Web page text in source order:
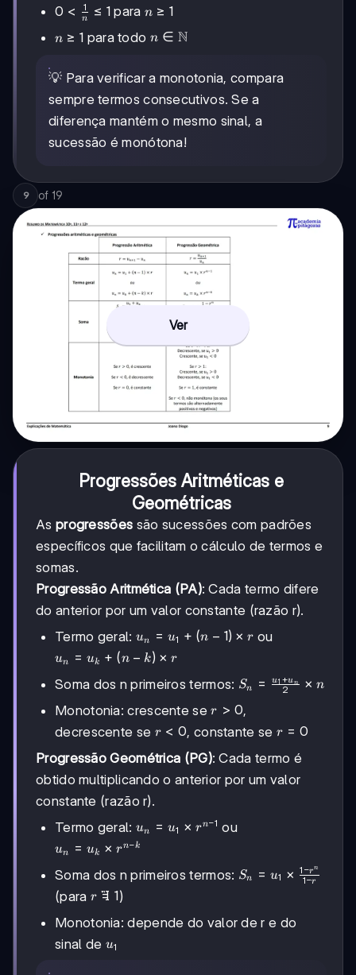
0 <
{n}
0 < n
1 ≤ 1 para n
1
n ≥ 1
n
1
n ≥ 1 para todo n \in
n ∈ N
💡 Para verificar a monotonia, compara
sempre termos consecutivos. Se a
diferença mantém o mesmo sinal, a
sucessão é monótona!
9 of 19
Ver
Progressões Aritméticas e
Geométricas
As progressões são sucessões com padrões
específicos que facilitam o cálculo de termos e
somas.
Progressão Aritmética (PA): Cada termo difere
do anterior por um valor constante (razão r).
Termo geral: u_n =
u_1 +
(n-1)
\times
un = u1 + (n − 1) × r ou
u_n =
(n-k)
\times
un = uk + (n − k) × r
Soma dos n primeiros termos: S_n =
+ u_n}
{2}
Sn = 2
u1 +un × n
Monotonia: crescente ser
>
0
r > 0,
decrescente se r
0
r < 0, constante se r
0
r = 0
Progressão Geométrica (PG): Cada termo é
obtido multiplicando o anterior por um valor
constante (razão r).
Termo geral: u_n =
u_1
r^{n-
un = u1 × rn−1 ou
u_n =
\times
r^{n-
un = uk × rn−k
Soma dos n primeiros termos: S_n =
\frac{1-
Sn = u1 × 1−r
1 −rn
(para r
1
r 
= 1)
Monotonia: depende do valor de r e do
sinal de u_1
u1